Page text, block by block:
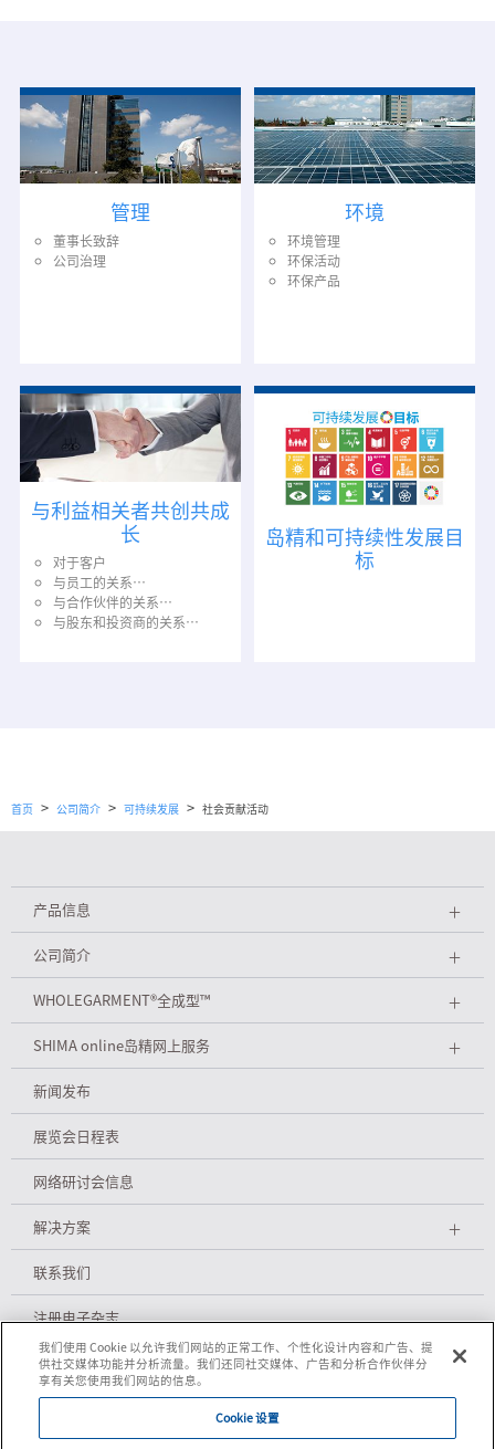
管理
董事长致辞
公司治理
环境
环境管理
环保活动
环保产品
与利益相关者共创共成
长
对于客户
与员工的关系…
与合作伙伴的关系…
与股东和投资商的关系…
岛精和可持续性发展目
标
首页 > 公司简介 > 可持续发展 > 社会贡献活动
产品信息 ＋
公司简介 ＋
WHOLEGARMENT®全成型™ ＋
SHIMA online岛精网上服务 ＋
新闻发布
展览会日程表
网络研讨会信息
解决方案 ＋
联系我们
注册电子杂志
隐私政策
我们使用 Cookie 以允许我们网站的正常工作、个性化设计内容和广告、提
供社交媒体功能并分析流量。我们还同社交媒体、广告和分析合作伙伴分
享有关您使用我们网站的信息。
Cookie 设置